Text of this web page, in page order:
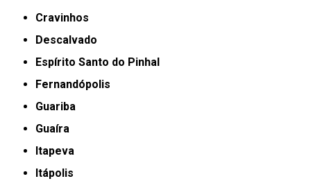
Cravinhos
Descalvado
Espírito Santo do Pinhal
Fernandópolis
Guariba
Guaíra
Itapeva
Itápolis